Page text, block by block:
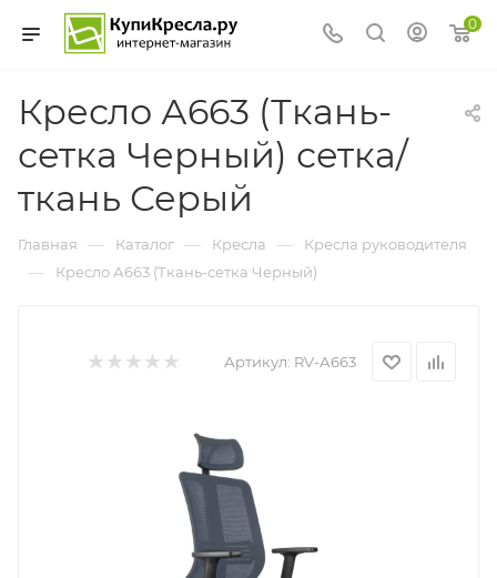
0
Кресло А663 (Ткань-
сетка Черный) сетка/
ткань Серый
Главная — Каталог — Кресла — Кресла руководителя
— Кресло А663 (Ткань-сетка Черный)
Артикул: RV-А663